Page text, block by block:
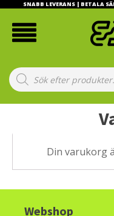
SNABB LEVERANS | BETALA
Products
search
Din varukorg
Webshop